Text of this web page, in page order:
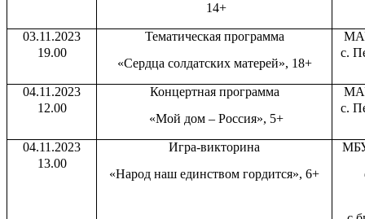
14+
03.11.2023
19.00
Тематическая программа
«Сердца солдатских матерей», 18+
с.
04.11.2023
12.00
Концертная программа
«Мой дом – Россия», 5+
с.
04.11.2023
13.00
Игра-викторина
«Народ наш единством гордится», 6+